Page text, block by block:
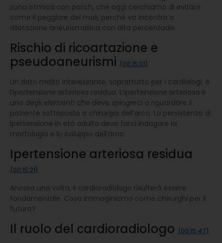
zona istmica con patch, che oggi cerchiamo di evitare
come il peggiore dei mali, perché va incontro a
dilatazione aneurismatica con alta percentuale.
Rischio di ricoartazione e
pseudoaneurismi (00:15:01)
Un dato molto interessante, soprattutto per i cardiologi, è
l’ipertensione arteriosa residua. L’ipertensione arteriosa è
uno degli elementi che deve spingerci a riguardare il
paziente sottoposto a chirurgia dell’arco. La persistenza di
ipertensione in età adulta deve farci indagare la
morfologia e lo sviluppo dell’arco.
Ipertensione arteriosa residua
(00:15:21)
Ancora una volta, il cardioradiologo risulterà essere
fondamentale. Cosa immaginiamo come chirurghi per il
futuro?
Il ruolo del cardioradiologo (00:15:47)